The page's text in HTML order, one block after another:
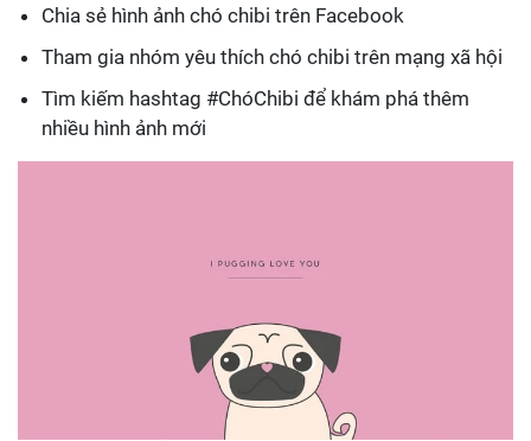
Chia sẻ hình ảnh chó chibi trên Facebook
Tham gia nhóm yêu thích chó chibi trên mạng xã hội
Tìm kiếm hashtag #ChóChibi để khám phá thêm
nhiều hình ảnh mới